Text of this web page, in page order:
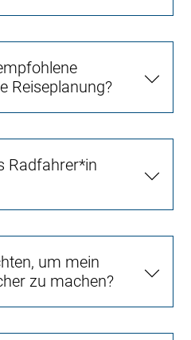
Reiseplanung?
Radfahrer*in
um mein
zu machen?